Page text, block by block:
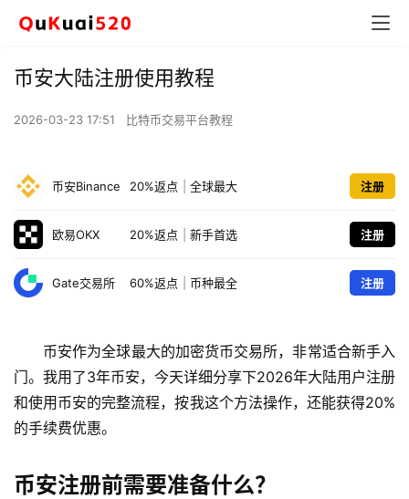
币安大陆注册使用教程
2026-03-23 17:51 比特币交易平台教程
币安Binance 20%返点 全球最大 注册
欧易OKX 20%返点 新手首选 注册
Gate交易所 60%返点 币种最全 注册
币安作为全球最大的加密货币交易所，非常适合新手入
门。我用了3年币安，今天详细分享下2026年大陆用户注册
和使用币安的完整流程，按我这个方法操作，还能获得20%
的手续费优惠。
币安注册前需要准备什么？